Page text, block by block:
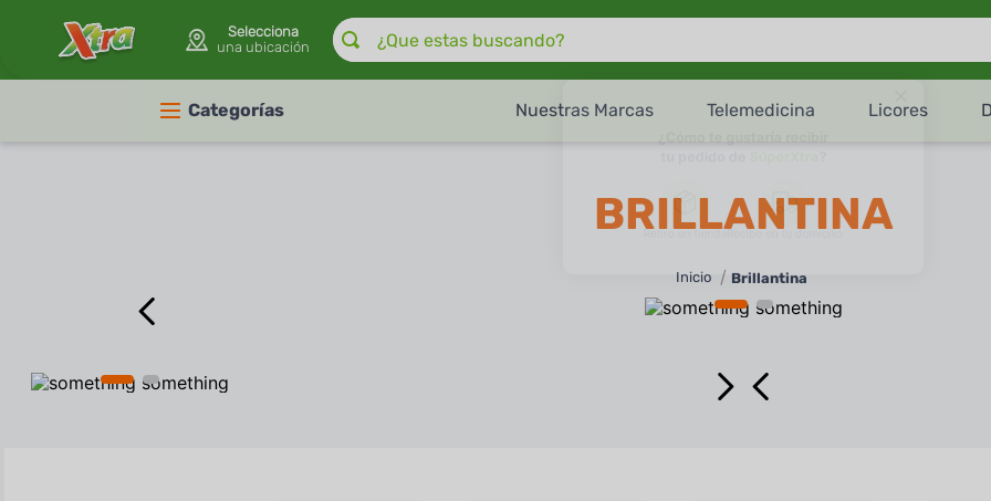
Selecciona
una ubicación
¿Cómo te gustaría recibir
tu pedido de SúperXtra?
Retiro en tienda Recibe en tu domicilio
¿Que estas buscando?
Categorías Nuestras Marcas Telemedicina Licores
BRILLANTINA
Brillantina